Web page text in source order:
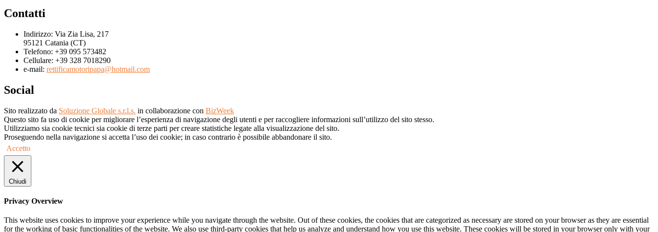
Contatti
Indirizzo: Via Zia Lisa, 217
95121 Catania (CT)
Telefono: +39 095 573482
Cellulare: +39 328 7018290
e-mail: rettificamotoripapa@hotmail.com
Social
Sito realizzato da Soluzione Globale s.r.l.s. in collaborazione con BizWeek
Questo sito fa uso di cookie per migliorare l’esperienza di navigazione degli utenti e per raccogliere informazioni sull’utilizzo del sito stesso.
Utilizziamo sia cookie tecnici sia cookie di terze parti per creare statistiche legate alla visualizzazione del sito.
Proseguendo nella navigazione si accetta l’uso dei cookie; in caso contrario è possibile abbandonare il sito.
Accetto
Chiudi
Privacy Overview
This website uses cookies to improve your experience while you navigate through the website. Out of these cookies, the cookies that are categorized as necessary are stored on your browser as they are essential
for the working of basic functionalities of the website. We also use third-party cookies that help us analyze and understand how you use this website. These cookies will be stored in your browser only with your